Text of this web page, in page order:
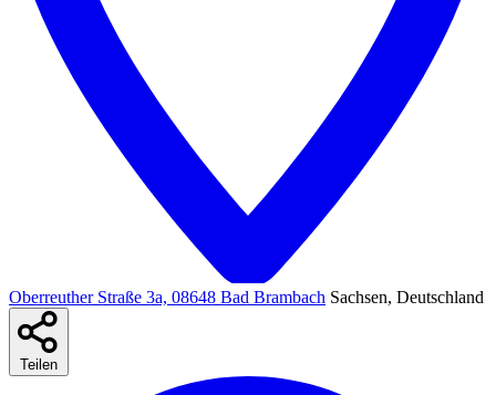
Oberreuther Straße 3a, 08648 Bad Brambach Sachsen, Deutschland
Teilen